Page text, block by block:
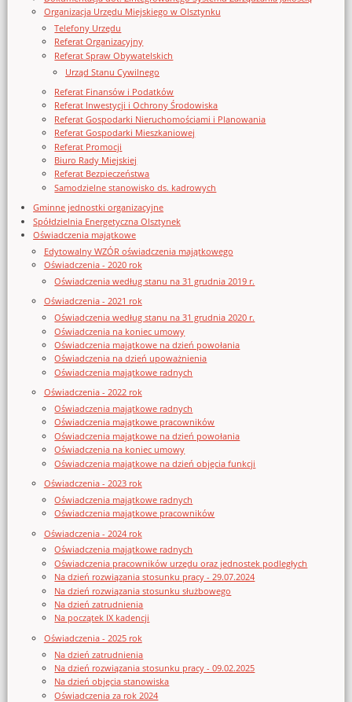
Organizacja Urzędu Miejskiego w Olsztynku
Telefony Urzędu
Referat Organizacyjny
Referat Spraw Obywatelskich
Urząd Stanu Cywilnego
Referat Finansów i Podatków
Referat Inwestycji i Ochrony Środowiska
Referat Gospodarki Nieruchomościami i Planowania
Referat Gospodarki Mieszkaniowej
Referat Promocji
Biuro Rady Miejskiej
Referat Bezpieczeństwa
Samodzielne stanowisko ds. kadrowych
Gminne jednostki organizacyjne
Spółdzielnia Energetyczna Olsztynek
Oświadczenia majątkowe
Edytowalny WZÓR oświadczenia majątkowego
Oświadczenia - 2020 rok
Oświadczenia według stanu na 31 grudnia 2019 r.
Oświadczenia - 2021 rok
Oświadczenia według stanu na 31 grudnia 2020 r.
Oświadczenia na koniec umowy
Oświadczenia majątkowe na dzień powołania
Oświadczenia na dzień upoważnienia
Oświadczenia majątkowe radnych
Oświadczenia - 2022 rok
Oświadczenia majątkowe radnych
Oświadczenia majątkowe pracowników
Oświadczenia majątkowe na dzień powołania
Oświadczenia na koniec umowy
Oświadczenia majątkowe na dzień objęcia funkcji
Oświadczenia - 2023 rok
Oświadczenia majątkowe radnych
Oświadczenia majątkowe pracowników
Oświadczenia - 2024 rok
Oświadczenia majątkowe radnych
Oświadczenia pracowników urzędu oraz jednostek podległych
Na dzień rozwiązania stosunku pracy - 29.07.2024
Na dzień rozwiązania stosunku służbowego
Na dzień zatrudnienia
Na początek IX kadencji
Oświadczenia - 2025 rok
Na dzień zatrudnienia
Na dzień rozwiązania stosunku pracy - 09.02.2025
Na dzień objęcia stanowiska
Oświadczenia za rok 2024